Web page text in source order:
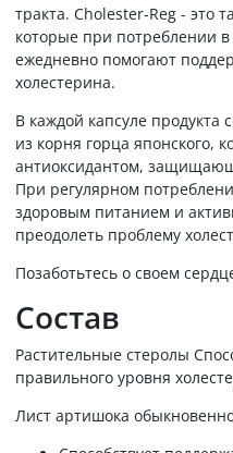
тракта. Cholester-Reg - это
которые при потреблении
ежедневно помогают
холестерина.
В каждой капсуле продукта
из корня горца японского,
антиоксидантом,
При регулярном
здоровым питанием и
преодолеть проблему
Позаботьтесь о своем
Состав
Растительные стеролы
правильного уровня
Лист артишока